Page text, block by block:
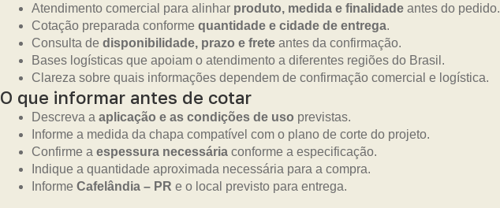
Atendimento comercial para alinhar produto, medida e finalidade antes do pedido.
Cotação preparada conforme quantidade e cidade de entrega.
Consulta de disponibilidade, prazo e frete antes da confirmação.
Bases logísticas que apoiam o atendimento a diferentes regiões do Brasil.
Clareza sobre quais informações dependem de confirmação comercial e logística.
O que informar antes de cotar
Descreva a aplicação e as condições de uso previstas.
Informe a medida da chapa compatível com o plano de corte do projeto.
Confirme a espessura necessária conforme a especificação.
Indique a quantidade aproximada necessária para a compra.
Informe Cafelândia – PR e o local previsto para entrega.